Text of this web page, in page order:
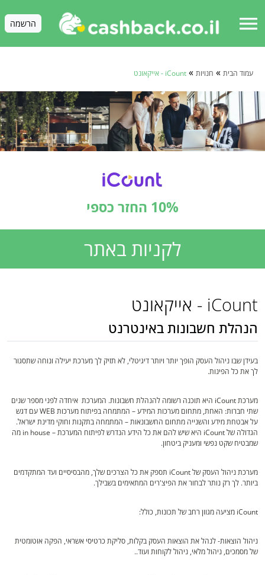
menu הרשמה
עמוד הבית » חנויות » iCount - אייקאונט
10% החזר כספי
לקניות באתר
iCount - אייקאונט
הנהלת חשבונות באינטרנט
בעידן שבו ניהול העסק הופך יותר ויותר דיגיטלי, לא תזיק לך מערכת יעילה ונוחה שתסגור
לך את כל הפינות.
מערכת iCount היא תוכנה רשומה להנהלת חשבונות. המערכת איחדה לפני מספר שנים
שתי חברות: האחת, מתחום מערכות המידע – המתמחה בפיתוח מערכות WEB עם דגש
על אבטחת מידע והשנייה מתחום החשבונאות – המתמחה בתקנות וחוקי מדינת ישראל.
הגדולה של iCount היא שיש להם את כל הידע הנדרש לפיתוח המערכת – in house מה
שמבטיח שקט נפשי ומעניק ביטחון.
מערכת ניהול העסק של iCount תספק את כל הצרכים שלך, מהבסיסיים ועד המתקדמים
ביותר. לך רק נותר לבחור את הפיצ'רים המתאימים בשבילך.
iCount מציעה מגוון רחב של תכונות, כולל:
ניהול הוצאות- לנהל את הוצאות העסק בקלות, סליקת כרטיסי אשראי, הפקה אוטומטית
של מסמכים, ניהול מלאי, ניהול לקוחות ועוד..